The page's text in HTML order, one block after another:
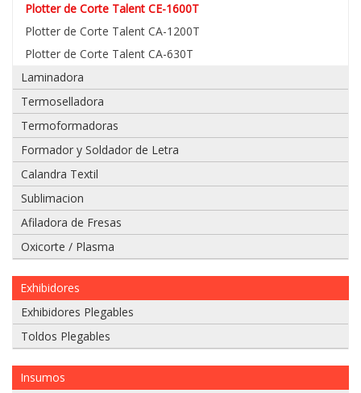
Adjuntar
de
factura,
guía
o
boleta:
Adjuntar
imágenes
de
Plotter de Corte Talent CE-1600T
Plotter de Corte Talent CA-1200T
Plotter de Corte Talent CA-630T
Laminadora
Termoselladora
Termoformadoras
Formador y Soldador de Letra
Calandra Textil
Sublimacion
Afiladora de Fresas
Oxicorte / Plasma
Exhibidores
Exhibidores Plegables
Toldos Plegables
Insumos